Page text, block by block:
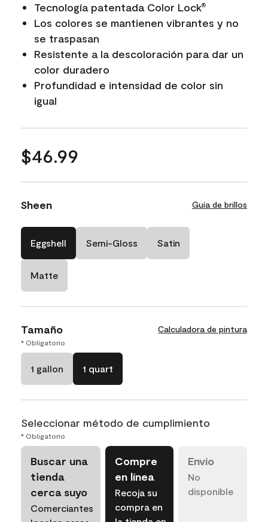
Tecnología patentada Color Lock®
Los colores se mantienen vibrantes y no
se traspasan
Resistente a la descoloración para dar un
color duradero
Profundidad e intensidad de color sin
igual
$46.99
Sheen Guía de brillos
Eggshell Semi-Gloss Satin
Matte
Tamaño Calculadora de pintura
* Obligatorio
1 gallon 1 quart
Seleccionar método de cumplimiento
* Obligatorio
Buscar una
tienda
cerca suyo
Comerciantes
Compre
en línea
Recoja su
compra en
Envío
No
disponible